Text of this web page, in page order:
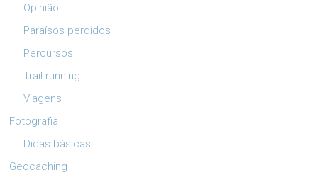
Opinião
Paraísos perdidos
Percursos
Trail running
Viagens
Fotografia
Dicas básicas
Geocaching